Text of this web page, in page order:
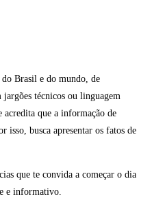
Brasil e do mundo, de
jargões técnicos ou linguagem
acredita que a informação de
isso, busca apresentar os fatos de
que te convida a começar o dia
e informativo.